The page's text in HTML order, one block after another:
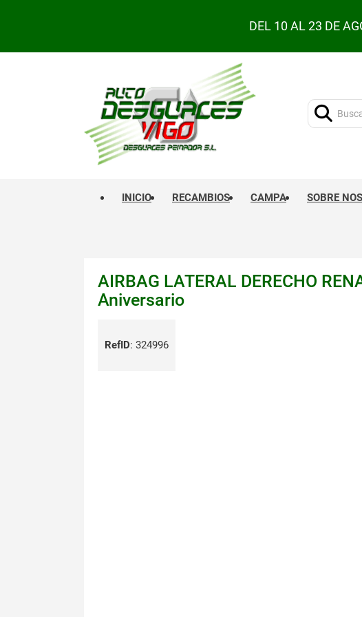
DEL 10 AL 23 DE
Buscar:
INICIO RECAMBIOS CAMPA SOBRE
AIRBAG LATERAL DERECHO
Aniversario
RefID: 324996